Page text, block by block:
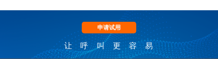
申请试用
让呼叫更容易